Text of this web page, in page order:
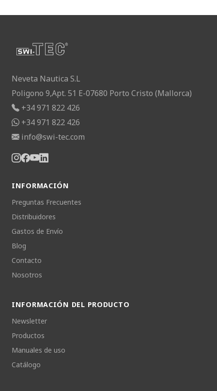
Neveta Nautica S.L
Poligono 9,Apt. 51 E-07680 Porto Cristo (Mallorca)
+34 971 822 426
+34 971 822 426
info@swi-tec.com
INFORMACIÓN
Preguntas Frecuentes
Distribuidores
Gastos de Envío
Blog
Contacto
Nosotros
INFORMACIÓN DEL PRODUCTO
Newsletter
Productos
Manuales de uso
Catálogo